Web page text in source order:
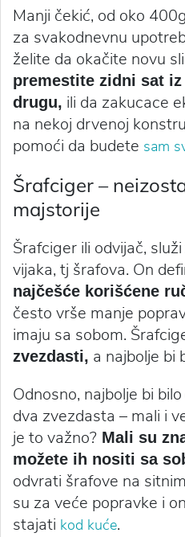
Manji čekić, od oko
za svakodnevnu
želite da okačite novu
premestite zidni sat
drugu, ili da zakucace
na nekoj drvenoj
pomoći da budete sam
Šrafciger –
majstorije
Šrafciger ili odvijač,
vijaka, tj šrafova. On
najčešće korišćene
često vrše manje
imaju sa sobom.
zvezdasti, a najbolje bi
Odnosno, najbolje bi
dva zvezdasta – mali i
je to važno? Mali su
možete ih nositi sa
odvrati šrafove na
su za veće popravke i
stajati kod kuće.